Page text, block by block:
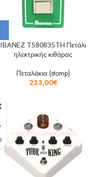
IBANEZ TS80835TH Πετάλι
ηλεκτρικής κιθάρας
Πεταλάκια (stomp)
223,00€